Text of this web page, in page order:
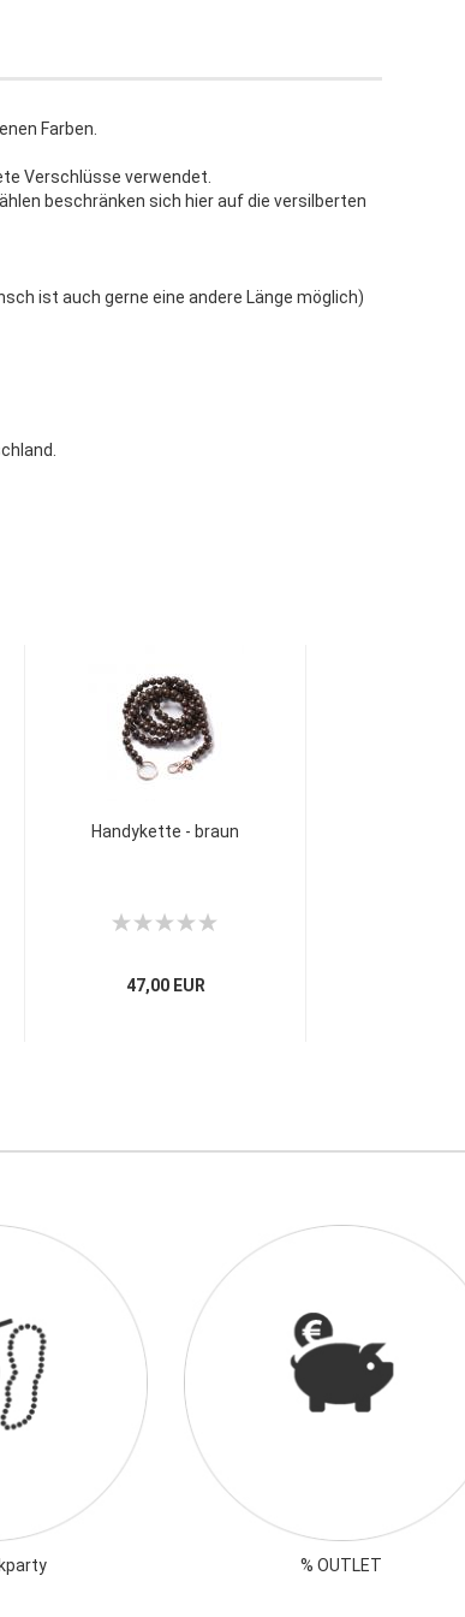
Farben.
Verschlüsse verwendet.
beschränken sich hier auf die versilberten
ist auch gerne eine andere Länge möglich)
Handykette - braun
47,00 EUR
% OUTLET